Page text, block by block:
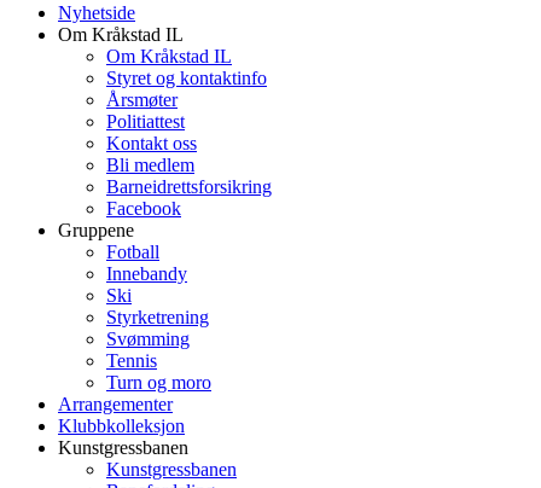
Nyhetside
Om Kråkstad IL
Om Kråkstad IL
Styret og kontaktinfo
Årsmøter
Politiattest
Kontakt oss
Bli medlem
Barneidrettsforsikring
Facebook
Gruppene
Fotball
Innebandy
Ski
Styrketrening
Svømming
Tennis
Turn og moro
Arrangementer
Klubbkolleksjon
Kunstgressbanen
Kunstgressbanen